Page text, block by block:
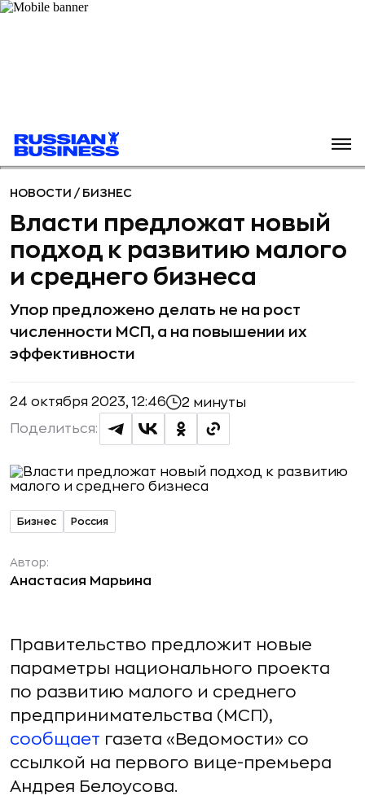
НОВОСТИ / БИЗНЕС
Власти предложат новый
подход к развитию малого
и среднего бизнеса
Упор предложено делать не на рост
численности МСП, а на повышении их
эффективности
24 октября 2023, 12:46 2 минуты
Поделиться:
Бизнес Россия
Автор:
Анастасия Марьина
Правительство предложит новые
параметры национального проекта
по развитию малого и среднего
предпринимательства (МСП),
сообщает газета «Ведомости» со
ссылкой на первого вице-премьера
Андрея Белоусова.